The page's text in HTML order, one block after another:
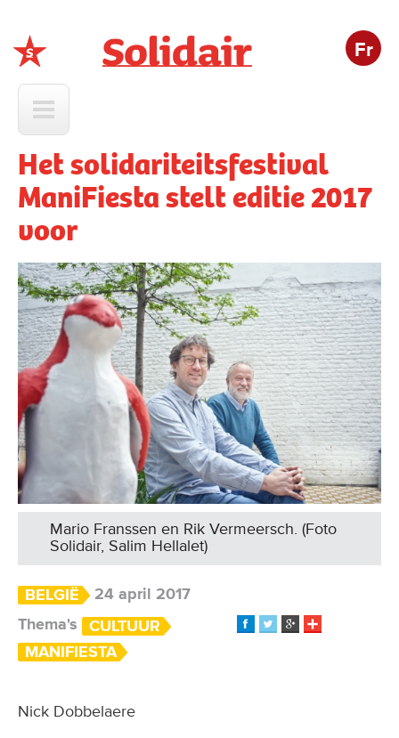
Fr
Het solidariteitsfestival
ManiFiesta stelt editie 2017
voor
Mario Franssen en Rik Vermeersch. (Foto
Solidair, Salim Hellalet)
BELGIË
24 april 2017
Thema's
CULTUUR
MANIFIESTA
Nick Dobbelaere